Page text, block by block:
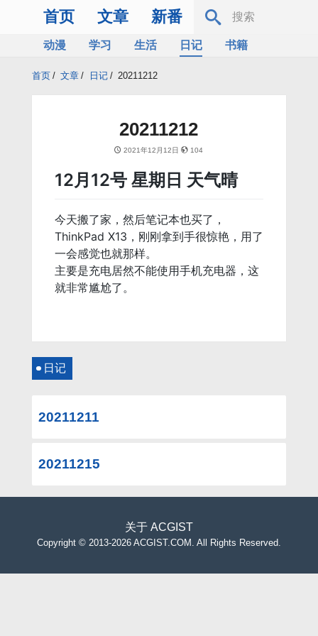
首页 文章 新番
动漫 学习 生活 日记
书籍
首页 / 文章 / 日记 / 20211212
20211212
2021年12月12日 104
12月12号 星期日 天气晴
今天搬了家，然后笔记本也买了，
ThinkPad X13，刚刚拿到手很惊艳，用了
一会感觉也就那样。
主要是充电居然不能使用手机充电器，这
就非常尴尬了。
日记
20211211
20211215
关于 ACGIST
Copyright © 2013-2026 ACGIST.COM. All Rights Reserved.